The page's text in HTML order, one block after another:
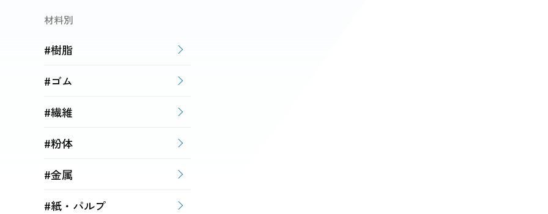
材料別
#樹脂
#ゴム
#繊維
#粉体
#金属
#紙・パルプ